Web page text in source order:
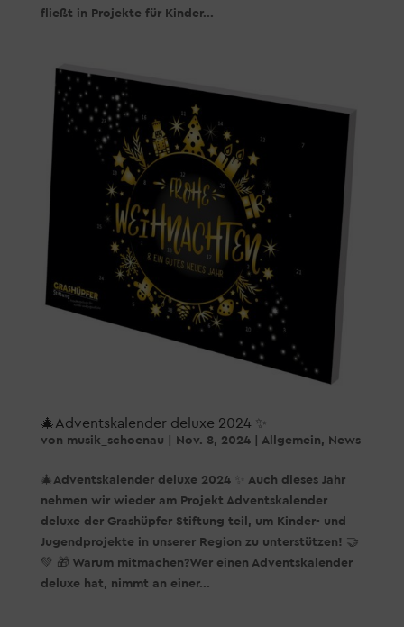
fließt in Projekte für Kinder...
🎄Adventskalender deluxe 2024 ✨
von musik_schoenau Nov. 8, 2024| Allgemein, News
🎄Adventskalender deluxe 2024 ✨ Auch dieses Jahr
nehmen wir wieder am Projekt Adventskalender
deluxe der Grashüpfer Stiftung teil, um Kinder- und
Jugendprojekte in unserer Region zu unterstützen! 🤝
💚 🎁 Warum mitmachen?Wer einen Adventskalender
deluxe hat, nimmt an einer...